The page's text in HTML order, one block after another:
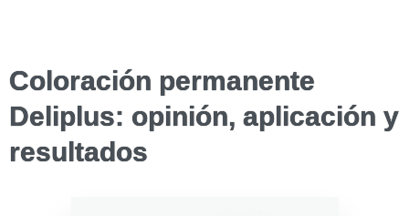
Coloración permanente
Deliplus: opinión, aplicación y
resultados